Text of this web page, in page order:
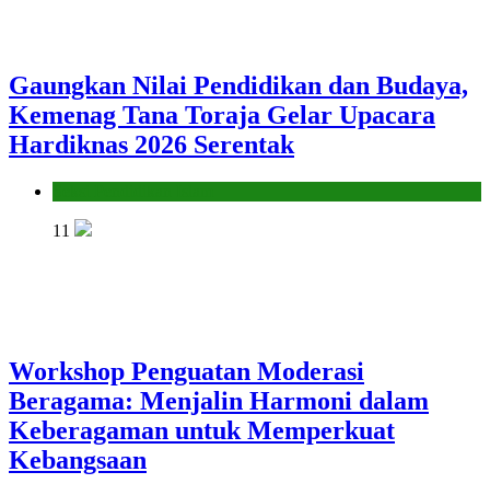
Gaungkan Nilai Pendidikan dan Budaya,
Kemenag Tana Toraja Gelar Upacara
Hardiknas 2026 Serentak
11
Workshop Penguatan Moderasi
Beragama: Menjalin Harmoni dalam
Keberagaman untuk Memperkuat
Kebangsaan